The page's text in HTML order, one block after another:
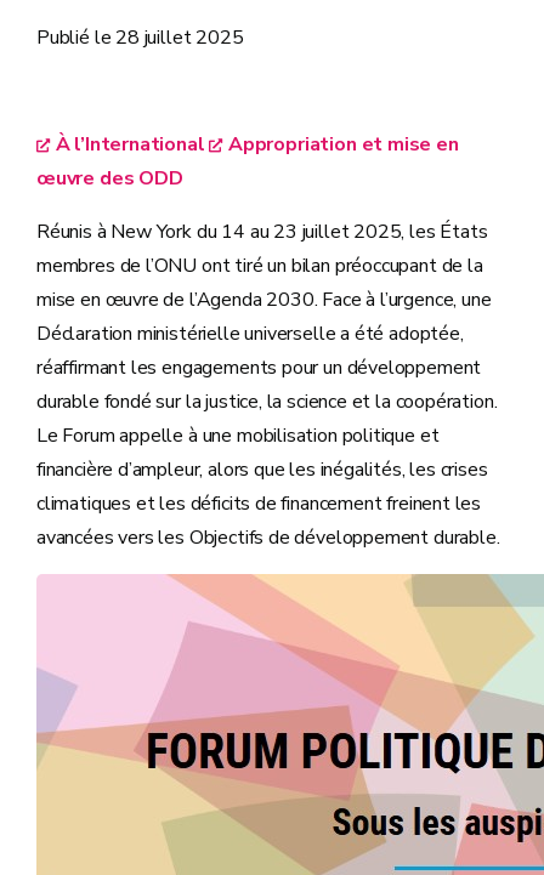
Publié le 28 juillet 2025
À l’International
Appropriation et mise en
œuvre des ODD
Réunis à New York du 14 au 23 juillet 2025, les États
membres de l’ONU ont tiré un bilan préoccupant de la
mise en œuvre de l’Agenda 2030. Face à l’urgence, une
Déclaration ministérielle universelle a été adoptée,
réaffirmant les engagements pour un développement
durable fondé sur la justice, la science et la coopération.
Le Forum appelle à une mobilisation politique et
financière d’ampleur, alors que les inégalités, les crises
climatiques et les déficits de financement freinent les
avancées vers les Objectifs de développement durable.